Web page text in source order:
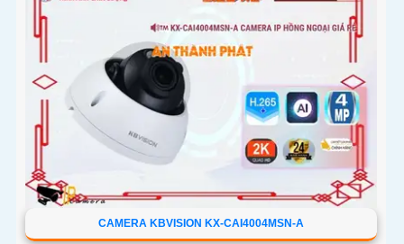
CAMERA KBVISION KX-CAI4004MSN-A